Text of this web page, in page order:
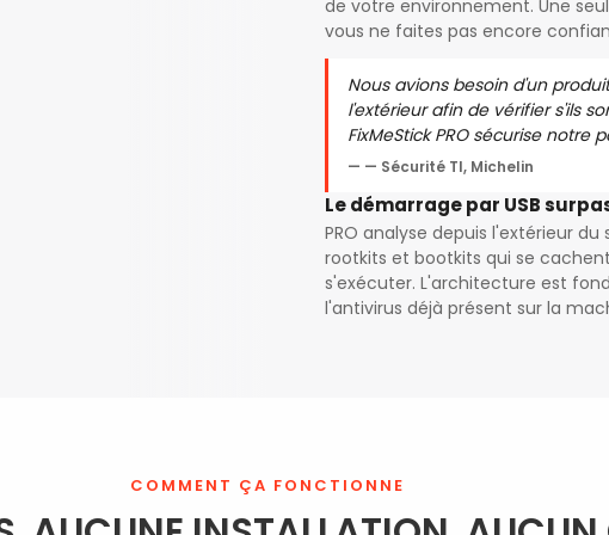
de votre environnement. Une
vous ne faites pas encore
Nous avions besoin d'un
l'extérieur afin de vérifier s'ils
FixMeStick PRO sécurise notre
— Sécurité TI, Michelin
Le démarrage par USB
PRO analyse depuis l'extérieur
rootkits et bootkits qui se
s'exécuter. L'architecture est
l'antivirus déjà présent sur la
COMMENT ÇA FONCTIONNE